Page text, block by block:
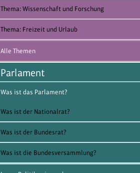
Thema: Wissenschaft und Forschung
Thema: Freizeit und Urlaub
Alle Themen
Parlament
Was ist das Parlament?
Was ist der Nationalrat?
Was ist der Bundesrat?
Was ist die Bundesversammlung?